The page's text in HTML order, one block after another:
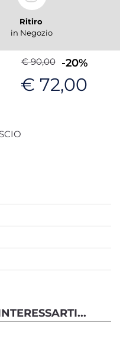
Ritiro
in Negozio
€ 90,00 -20%
€ 72,00